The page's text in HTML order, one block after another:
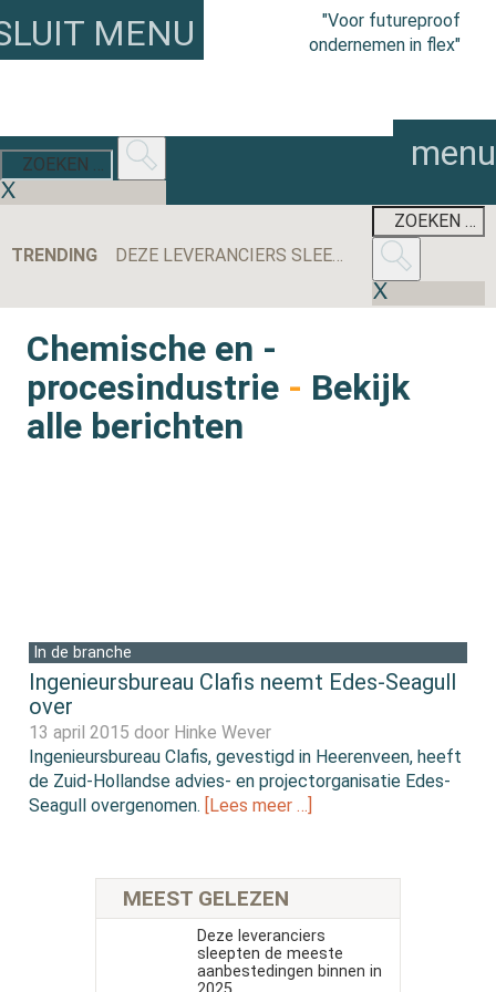
"Voor futureproof
ondernemen in flex"
MENU
menu
TRENDING DEZE LEVERANCIERS SLEEPTEN DE MEESTE AANBESTEDINGEN BINNEN IN 2025
Chemische en -
procesindustrie - Bekijk
alle berichten
In de branche
Ingenieursbureau Clafis neemt Edes-Seagull
over
13 april 2015 door Hinke Wever
Ingenieursbureau Clafis, gevestigd in Heerenveen, heeft
de Zuid-Hollandse advies- en projectorganisatie Edes-
Seagull overgenomen. [Lees meer …]
MEEST GELEZEN
Deze leveranciers
sleepten de meeste
aanbestedingen binnen in